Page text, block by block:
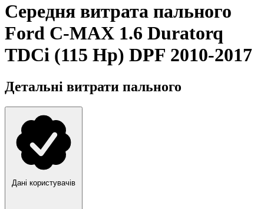
Середня витрата пального
Ford C-MAX 1.6 Duratorq
TDCi (115 Hp) DPF 2010-2017
Детальні витрати пального
Дані користувачів